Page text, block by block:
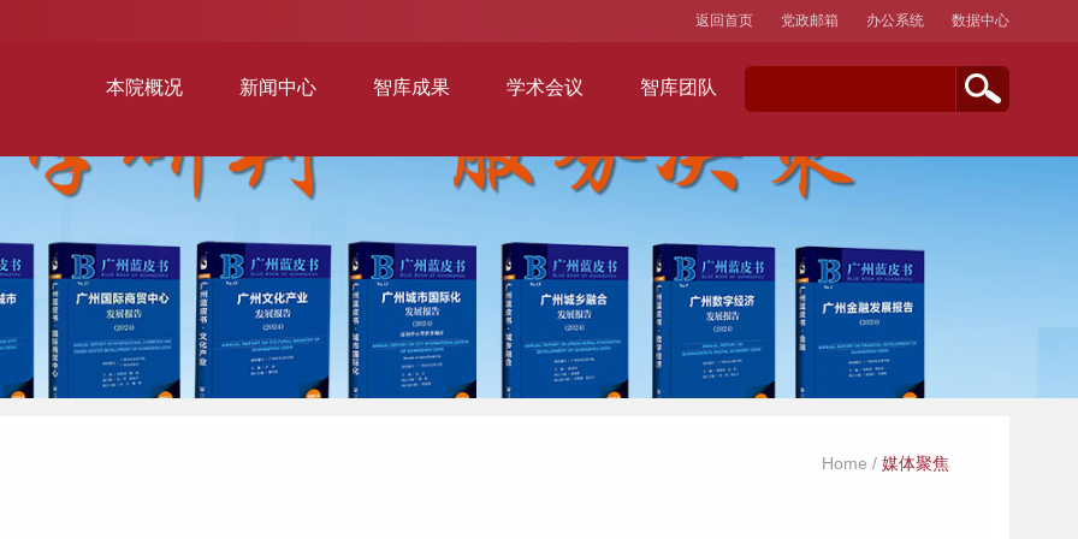
本院概况 新闻中心 智库成果 学术会议 智库团队
返回首页 党政邮箱 办公系统 数据中心
Home / 媒体聚焦